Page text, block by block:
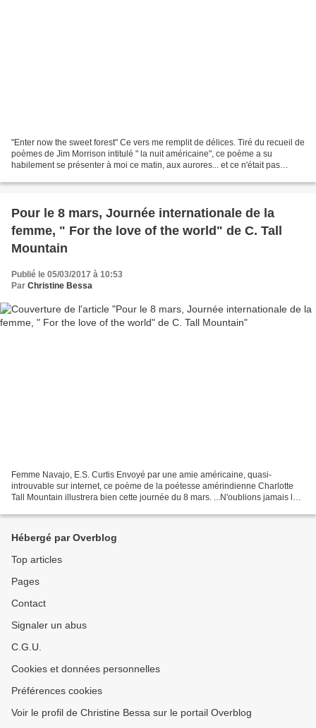
"Enter now the sweet forest" Ce vers me remplit de délices. Tiré du recueil de
poèmes de Jim Morrison intitulé " la nuit américaine", ce poème a su
habilement se présenter à moi ce matin, aux aurores... et ce n'était pas
Pour le 8 mars, Journée internationale de la
femme, " For the love of the world" de C. Tall
Mountain
Publié le 05/03/2017 à 10:53
Par Christine Bessa
Femme Navajo, E.S. Curtis Envoyé par une amie américaine, quasi-
introuvable sur internet, ce poème de la poétesse amérindienne Charlotte
Tall Mountain illustrera bien cette journée du 8 mars. ...N'oublions jamais le
Hébergé par Overblog
Top articles
Pages
Contact
Signaler un abus
C.G.U.
Cookies et données personnelles
Préférences cookies
Voir le profil de Christine Bessa sur le portail Overblog